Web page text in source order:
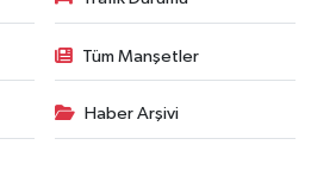
Tüm Manşetler
Haber Arşivi